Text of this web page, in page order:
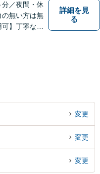
分／夜間・休
の無い方は無
】丁寧な対
詳細を見
る
変更
変更
変更